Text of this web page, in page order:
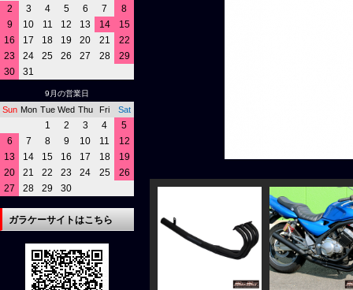
2
3 4 5 6 7
8
9
10 11 12 13 14
15
16
17 18 19 20 21
22
23
24 25 26 27 28
29
30
31
9月の営業日
Sun Mon Tue Wed Thu Fri Sat
1 2 3 4
5
6
7 8 9 10 11
12
13
14 15 16 17 18
19
20
21 22 23 24 25
26
27
28 29 30
ガラケーサイトはこちら